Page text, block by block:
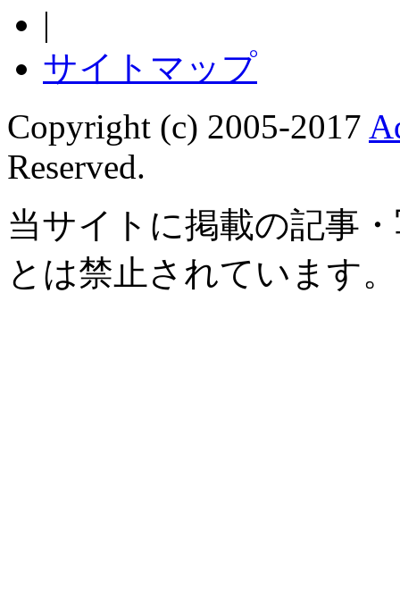
|
サイトマップ
Copyright (c) 2005-2017
Reserved.
当サイトに掲載の記事
とは禁止されています。